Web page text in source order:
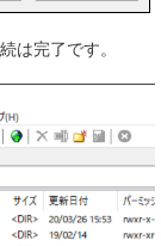
は完了です。